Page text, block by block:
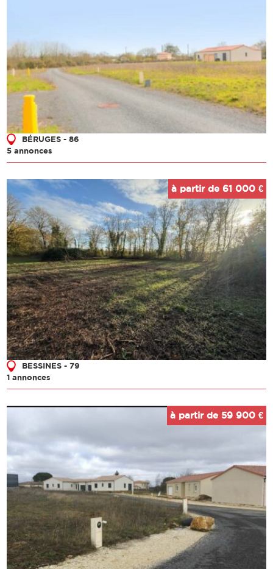
BÉRUGES - 86
5 annonces
BESSINES - 79
1 annonces
à partir de 61 000 €
à partir de 59 900 €